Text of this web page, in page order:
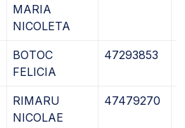
MARIA
NICOLETA
BOTOC
FELICIA
47293853
RIMARU
NICOLAE
47479270